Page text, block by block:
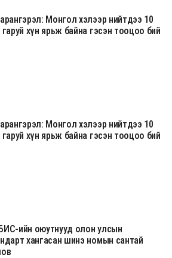
Монгол хэлээр нийтдээ 10
гаруй хүн ярьж байна гэсэн тооцоо бий
Монгол хэлээр нийтдээ 10
гаруй хүн ярьж байна гэсэн тооцоо бий
ийн оюутнууд олон улсын
хангасан шинэ номын сантай